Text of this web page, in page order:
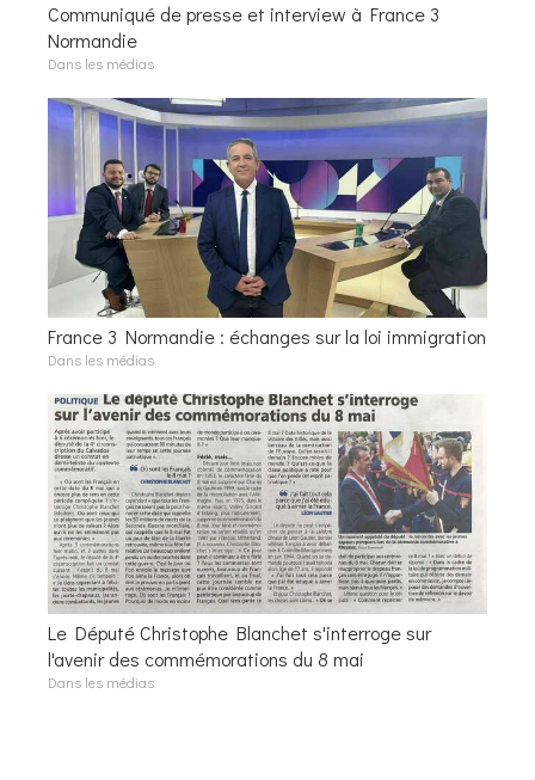
Communiqué de presse et interview à France 3
Normandie
Dans les médias
France 3 Normandie : échanges sur la loi immigration
Dans les médias
Le Député Christophe Blanchet s'interroge sur
l'avenir des commémorations du 8 mai
Dans les médias